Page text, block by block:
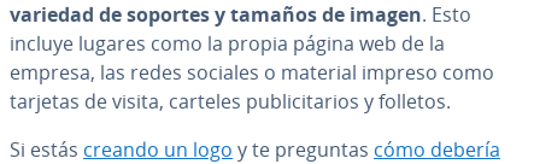
variedad de soportes y tamaños de imagen. Esto
incluye lugares como la propia página web de la
empresa, las redes sociales o material impreso como
tarjetas de visita, carteles pu­bli­ci­ta­rios y folletos.
Si estás creando un logo y te preguntas cómo debería